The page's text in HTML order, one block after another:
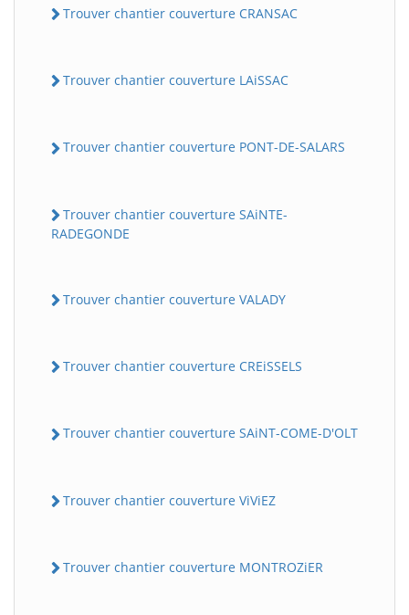
Trouver chantier couverture CRANSAC
Trouver chantier couverture LAiSSAC
Trouver chantier couverture PONT-DE-SALARS
Trouver chantier couverture SAiNTE-
RADEGONDE
Trouver chantier couverture VALADY
Trouver chantier couverture CREiSSELS
Trouver chantier couverture SAiNT-COME-D'OLT
Trouver chantier couverture ViViEZ
Trouver chantier couverture MONTROZiER